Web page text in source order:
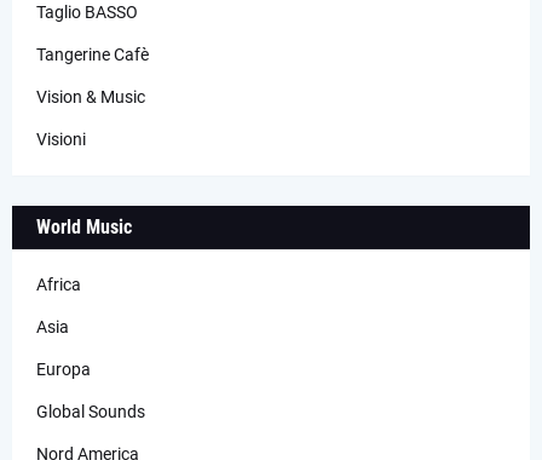
Taglio BASSO
Tangerine Cafè
Vision & Music
Visioni
World Music
Africa
Asia
Europa
Global Sounds
Nord America